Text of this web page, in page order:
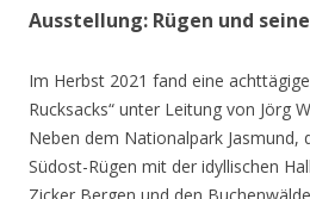
Ausstellung: Rügen und
Im Herbst 2021 fand eine
Rucksacks“ unter Leitung von Jörg
Neben dem Nationalpark Jasmund,
Südost-Rügen mit der idyllischen